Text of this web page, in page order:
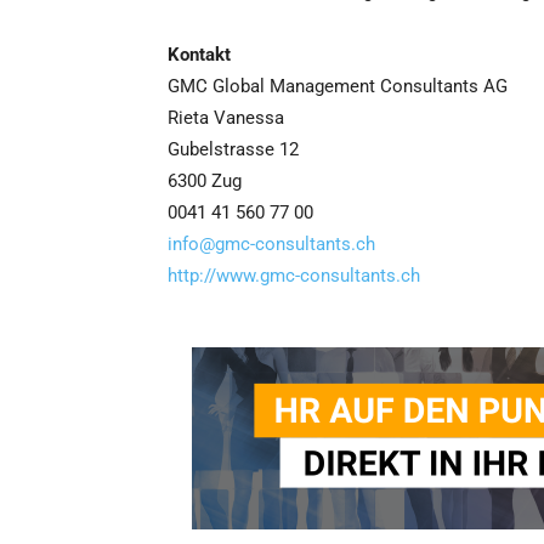
Kontakt
GMC Global Management Consultants AG
Rieta Vanessa
Gubelstrasse 12
6300 Zug
0041 41 560 77 00
info@gmc-consultants.ch
http://www.gmc-consultants.ch